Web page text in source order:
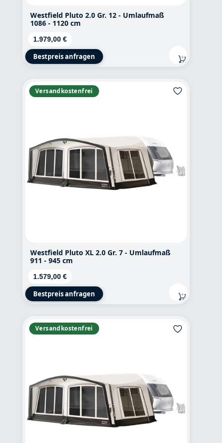
Westfield Pluto 2.0 Gr. 12 - Umlaufmaß
1086 - 1120 cm
Regulärer Preis:
1.979,00 €
Bestpreis anfragen
Versandkostenfrei
Westfield Pluto XL 2.0 Gr. 7 - Umlaufmaß
911 - 945 cm
Regulärer Preis:
1.579,00 €
Bestpreis anfragen
Versandkostenfrei